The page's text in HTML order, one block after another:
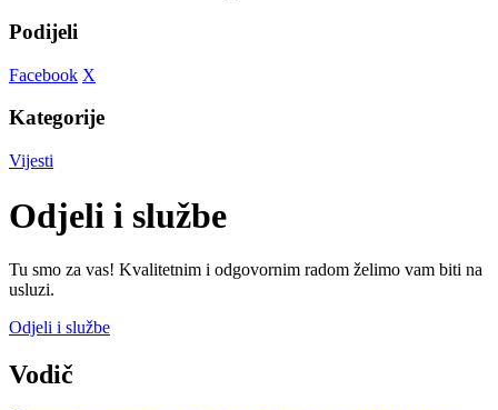
Podijeli
Facebook X
Kategorije
Vijesti
Odjeli i službe
Tu smo za vas! Kvalitetnim i odgovornim radom želimo vam biti na
usluzi.
Odjeli i službe
Vodič